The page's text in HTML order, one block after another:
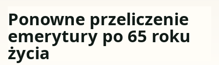
Ponowne przeliczenie
emerytury po 65 roku
życia